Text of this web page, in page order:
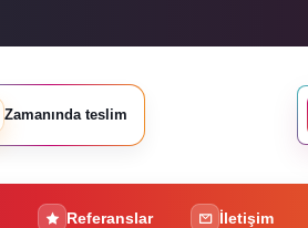
Zamanında teslim
Referanslar İletişim